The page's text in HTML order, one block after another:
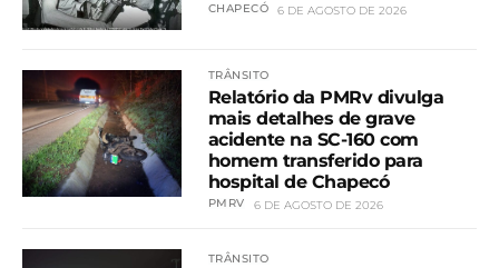
CHAPECÓ 6 DE AGOSTO DE 2026
TRÂNSITO
Relatório da PMRv divulga
mais detalhes de grave
acidente na SC-160 com
homem transferido para
hospital de Chapecó
PMRV 6 DE AGOSTO DE 2026
TRÂNSITO